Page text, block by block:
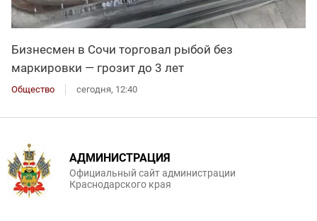
Бизнесмен в Сочи торговал рыбой без
маркировки — грозит до 3 лет
Общество сегодня, 12:40
АДМИНИСТРАЦИЯ
Официальный сайт администрации
Краснодарского края